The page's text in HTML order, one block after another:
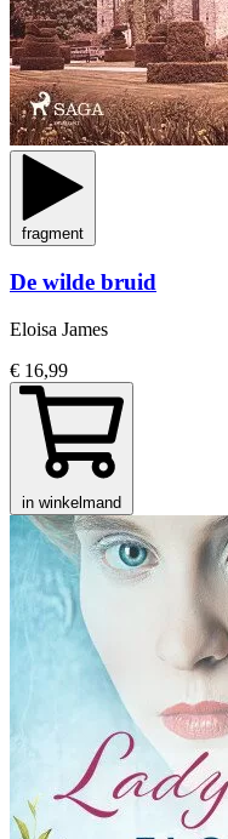
fragment
De wilde bruid
Eloisa James
€ 16,99
in winkelmand